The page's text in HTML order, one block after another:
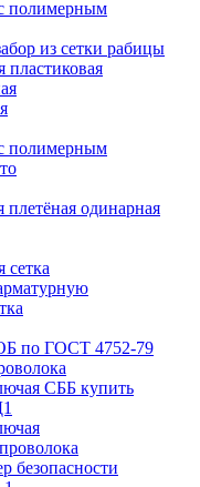
полимерным
из сетки рабицы
пластиковая
полимерным
плетёная одинарная
сетка
по ГОСТ 4752-79
СББ купить
безопасности